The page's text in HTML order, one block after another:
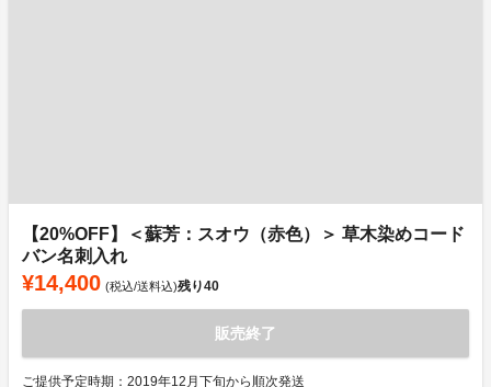
【20%OFF】＜蘇芳：スオウ（赤色）＞ 草木染めコード
バン名刺入れ
¥14,400 (税込/送料込)残り40
販売終了
ご提供予定時期：2019年12月下旬から順次発送